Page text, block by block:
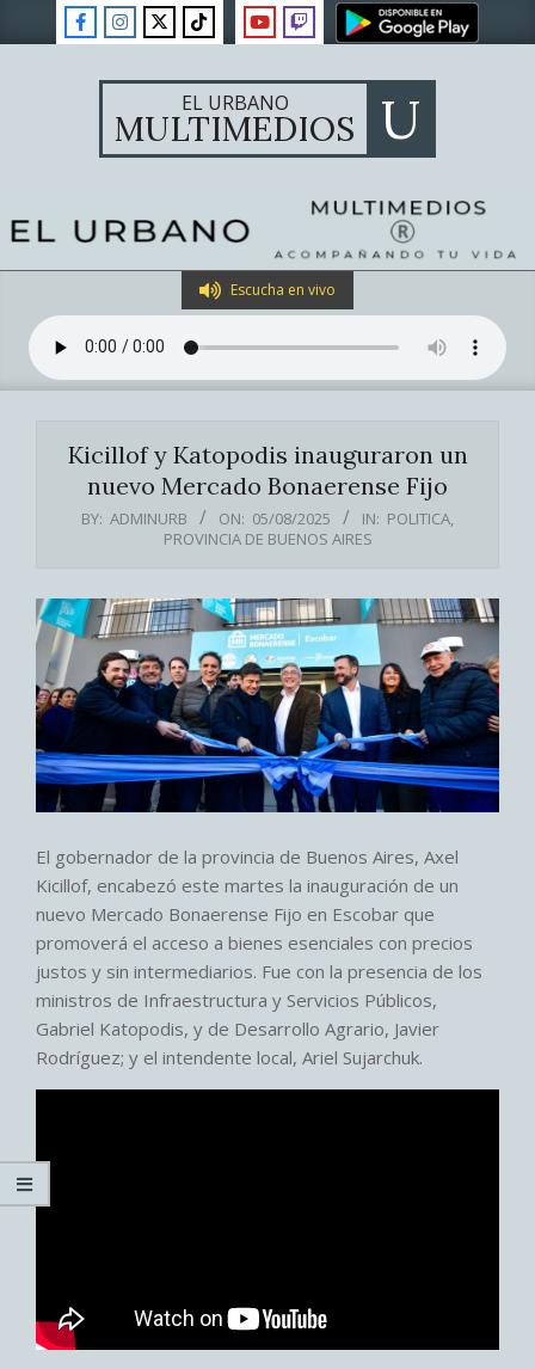
to
EL URBANO
MULTIMEDIOS U
Navigation
Menu
Escucha en vivo
Kicillof y Katopodis inauguraron un
nuevo Mercado Bonaerense Fijo
BY: ADMINURB ON: 05/08/2025 IN: POLITICA,
PROVINCIA DE BUENOS AIRES
El gobernador de la provincia de Buenos Aires, Axel
Kicillof, encabezó este martes la inauguración de un
nuevo Mercado Bonaerense Fijo en Escobar que
promoverá el acceso a bienes esenciales con precios
justos y sin intermediarios. Fue con la presencia de los
ministros de Infraestructura y Servicios Públicos,
Gabriel Katopodis, y de Desarrollo Agrario, Javier
Rodríguez; y el intendente local, Ariel Sujarchuk.